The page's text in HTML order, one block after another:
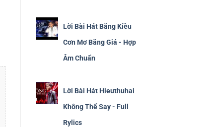
Lời Bài Hát Bằng Kiều
Cơn Mơ Băng Giá - Hợp
Âm Chuẩn
Lời Bài Hát Hieuthuhai
Không Thể Say - Full
Rylics